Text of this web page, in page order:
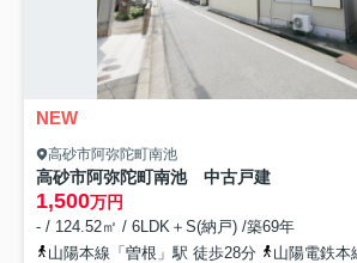
NEW
高砂市阿弥陀町南池
高砂市阿弥陀町南池 中古戸建
1,500万円
- / 124.52㎡ / 6LDK＋S(納戸) /築69年
山陽本線「曽根」駅 徒歩28分
山陽電鉄本線